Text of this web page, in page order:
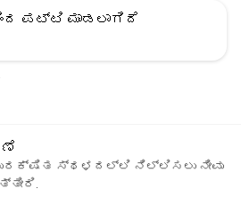
ಪಟ್ಟಿ ಮಾಡಲಾಗಿದೆ
ಸ್ಥಳದಲ್ಲಿ ನಿಲ್ಲಿಸಲು ನೀವು